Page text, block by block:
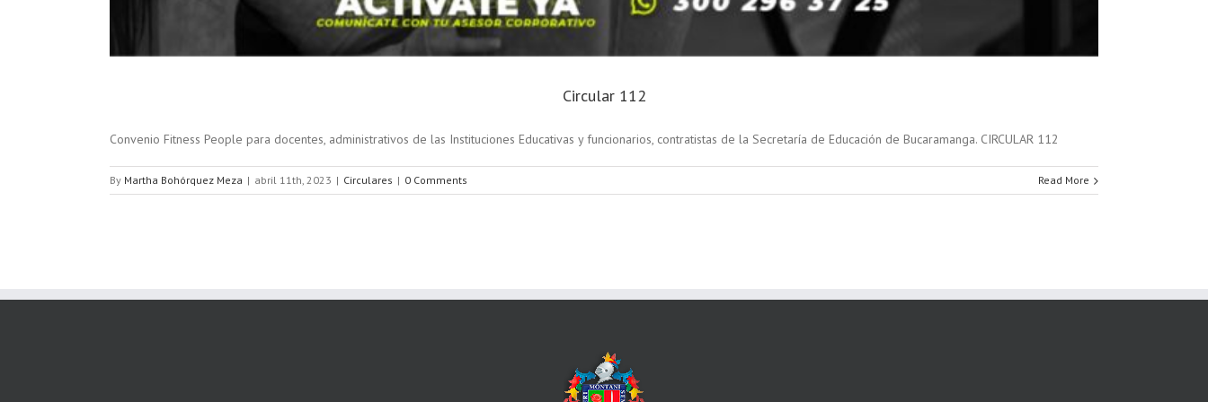
Circular 112
Convenio Fitness People para docentes, administrativos de las Instituciones Educativas y funcionarios, contratistas de la Secretaría de Educación de Bucaramanga. CIRCULAR 112
By Martha Bohórquez Meza | abril 11th, 2023 | Circulares | 0 Comments Read More